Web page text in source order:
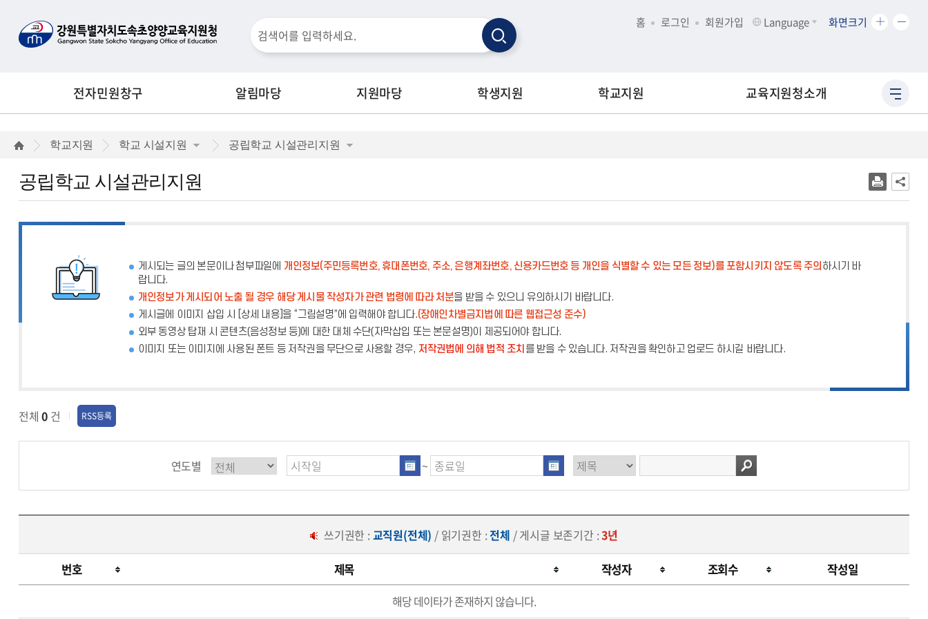
검
창
합
검
색
검
홈 로그인 회원가입 Language 화면크기
화
확
화
전자민원창구 알림마당 지원마당 학생지원 학교지원 교육지원청소개
사
이
로
가
공
학교지원 학교 시설지원 공립학교 시설관리지원
공립학교 시설관리지원
게시되는 글의 본문이나 첨부파일에 개인정보(주민등록번호, 휴대폰번호, 주소, 은행계좌번호, 신용카드번호 등 개인을 식별할 수 있는 모든 정보)를 포함시키지 않도록 주의 하시기 바
랍니다.
개인정보가 게시되어 노출 될 경우 해당 게시물 작성자가 관련 법령에 따라 처분을 받을 수 있으니 유의하시기 바랍니다.
게시글에 이미지 삽입 시 [상세 내용]을 “그림설명”에 입력해야 합니다.(장애인차별금지법에 따른 웹접근성 준수)
외부 동영상 탑재 시 콘텐츠(음성정보 등)에 대한 대체 수단(자막삽입 또는 본문설명)이 제공되어야 합니다.
이미지 또는 이미지에 사용된 폰트 등 저작권을 무단으로 사용할 경우, 저작권법에 의해 법적 조치 를 받을 수 있습니다. 저작권을 확인하고 업로드 하시길 바랍니다.
전체 0 건 RSS등록
연도별 ~
쓰기권한 :교직원(전체) / 읽기권한 :전체 / 게시글 보존기간 :3년
번호 제목 작성자 조회수
작성일
해당 데이타가 존재하지 않습니다.